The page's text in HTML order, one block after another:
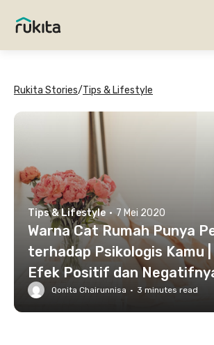
Rukita Stories/Tips & Lifestyle
Tips & Lifestyle · 7 Mei 2020
Warna Cat Rumah Punya
terhadap Psikologis Kamu |
Efek Positif dan
Qonita Chairunnisa · 3 minutes read